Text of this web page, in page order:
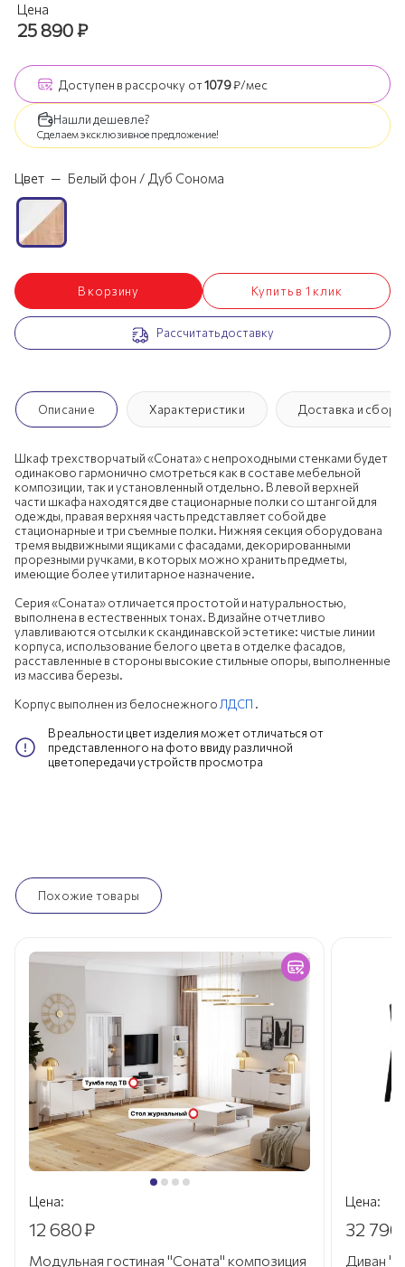
Цена
25 890₽
Доступен в рассрочку от1079₽/мес
Нашли дешевле?
Сделаем эксклюзивное предложение!
Цвет — Белый фон / Дуб Сонома
В корзину Купить в 1 клик
Рассчитать доставку
Описание Характеристики Доставка и
Шкаф трехстворчатый «Соната» с непроходными стенками будет
одинаково гармонично смотреться как в составе мебельной
композиции, так и установленный отдельно. В левой верхней
части шкафа находятся две стационарные полки со штангой для
одежды, правая верхняя часть представляет собой две
стационарные и три съемные полки. Нижняя секция оборудована
тремя выдвижными ящиками с фасадами, декорированными
прорезными ручками, в которых можно хранить предметы,
имеющие более утилитарное назначение.
Серия «Соната» отличается простотой и натуральностью,
выполнена в естественных тонах. В дизайне отчетливо
улавливаются отсылки к скандинавской эстетике: чистые линии
корпуса, использование белого цвета в отделке фасадов,
расставленные в стороны высокие стильные опоры, выполненные
из массива березы.
Корпус выполнен из белоснежного ЛДСП .
В реальности цвет изделия может отличаться от
представленного на фото ввиду различной
цветопередачи устройств просмотра
Похожие товары
Цена:
12 680₽
Модульная гостиная "Соната" композиция
Цена:
32 790
Диван